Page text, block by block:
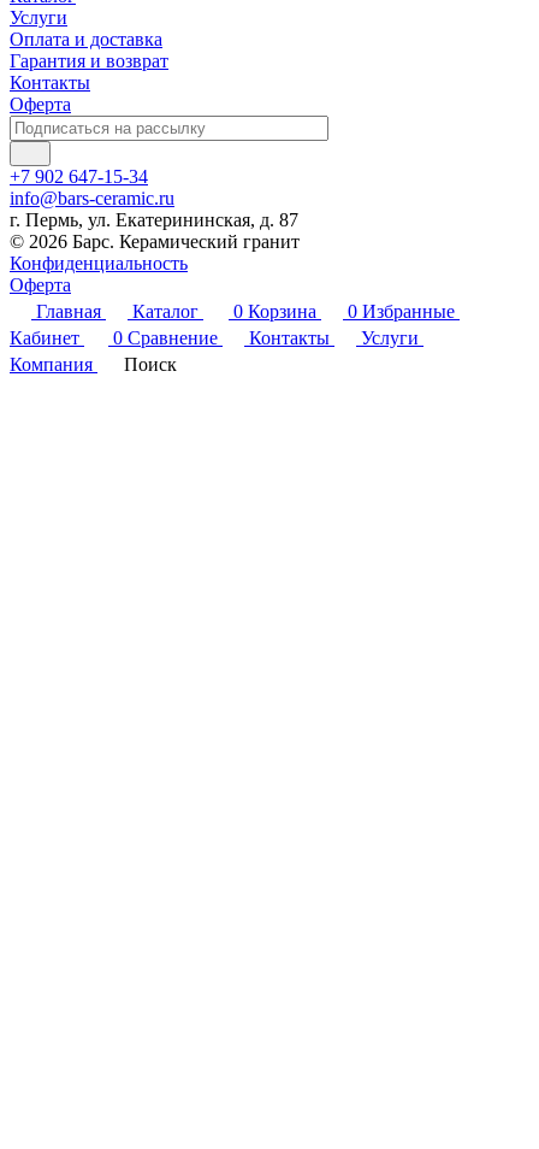
Услуги
Оплата и доставка
Гарантия и возврат
Контакты
Оферта
+7 902 647-15-34
info@bars-ceramic.ru
г. Пермь, ул. Екатерининская, д. 87
© 2026 Барс. Керамический гранит
Конфиденциальность
Оферта
Главная
Каталог 0 Корзина 0 Избранные
Кабинет
0 Сравнение Контакты
Услуги
Компания
Поиск